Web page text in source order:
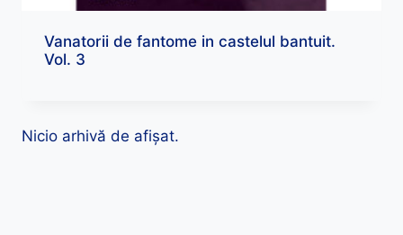
Vanatorii de fantome in castelul bantuit.
Vol. 3
Nicio arhivă de afișat.